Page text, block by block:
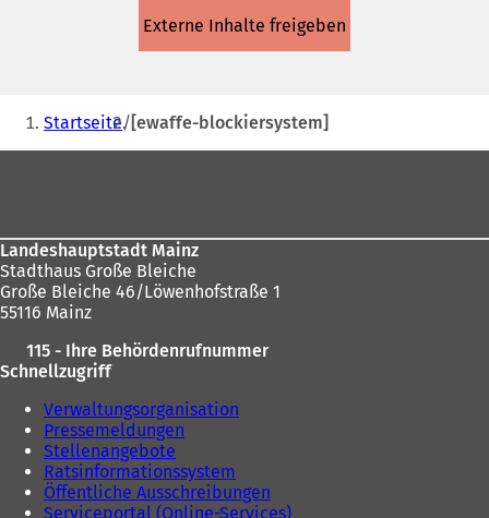
einem
neuen
Externe Inhalte freigeben
Sie
befinden
Startseite [ewaffe-blockiersystem]
Landeshauptstadt Mainz
Stadthaus Große Bleiche
Große Bleiche 46/Löwenhofstraße 1
55116 Mainz
115 - Ihre Behördenrufnummer
Schnellzugriff
Verwaltungsorganisation
Pressemeldungen
Stellenangebote
Ratsinformationssystem
Öffentliche Ausschreibungen
Serviceportal (Online-Services)